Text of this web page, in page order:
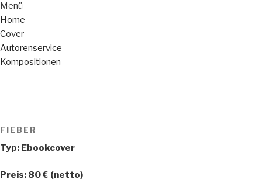
Menü
Home
Cover
Autorenservice
Kompositionen
FIEBER
Typ: Ebookcover
Preis: 80 € (netto)